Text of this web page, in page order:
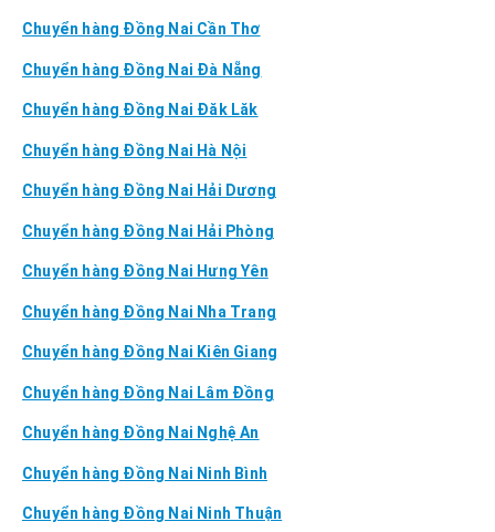
Chuyển hàng Đồng Nai Cần Thơ
Chuyển hàng Đồng Nai Đà Nẵng
Chuyển hàng Đồng Nai Đăk Lăk
Chuyển hàng Đồng Nai Hà Nội
Chuyển hàng Đồng Nai Hải Dương
Chuyển hàng Đồng Nai Hải Phòng
Chuyển hàng Đồng Nai Hưng Yên
Chuyển hàng Đồng Nai Nha Trang
Chuyển hàng Đồng Nai Kiên Giang
Chuyển hàng Đồng Nai Lâm Đồng
Chuyển hàng Đồng Nai Nghệ An
Chuyển hàng Đồng Nai Ninh Bình
Chuyển hàng Đồng Nai Ninh Thuận